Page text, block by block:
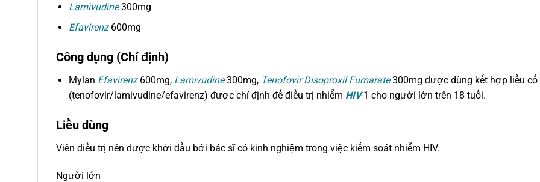
Lamivudine300mg
Efavirenz600mg
Công dụng (Chỉ định)
Mylan Efavirenz600mg, Lamivudine300mg, Tenofovir Disoproxil Fumarate300mg được dùng kết hợp liều cố
(tenofovir/lamivudine/efavirenz) được chỉ định để điều trị nhiễm HIV-1 cho người lớn trên 18 tuổi.
Liều dùng
Viên điều trị nên được khởi đầu bởi bác sĩ có kinh nghiệm trong việc kiểm soát nhiễm HIV.
Người lớn